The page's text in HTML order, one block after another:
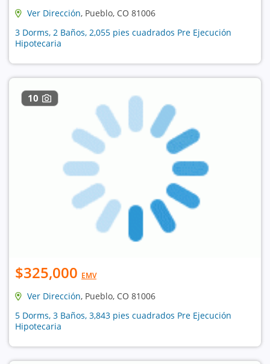
Ver Dirección, Pueblo, CO 81006
3 Dorms, 2 Baños, 2,055 pies cuadrados Pre Ejecución
Hipotecaria
10
$325,000 EMV
Ver Dirección, Pueblo, CO 81006
5 Dorms, 3 Baños, 3,843 pies cuadrados Pre Ejecución
Hipotecaria